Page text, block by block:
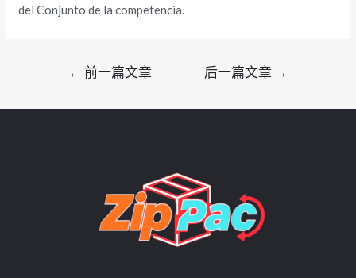
del Conjunto de la competencia.
导
← 前一篇文章 后一篇文章 →